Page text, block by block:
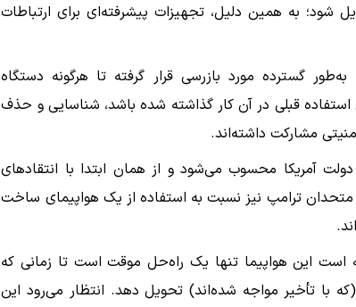
شود؛ به همین دلیل، تجهیزات پیشرفته‌ای برای ارتباطات
گسترده مورد بازرسی قرار گرفته تا هرگونه دستگاه
قبلی در آن کار گذاشته شده باشد، شناسایی و حذف
مشارکت داشته‌اند.
آمریکا محسوب می‌شود و از همان ابتدا با انتقادهای
ترامپ نیز نسبت به استفاده از یک هواپیمای ساخت
است این هواپیما تنها یک راه‌حل موقت است تا زمانی که
با تأخیر مواجه شده‌اند) تحویل دهد. انتظار می‌رود این